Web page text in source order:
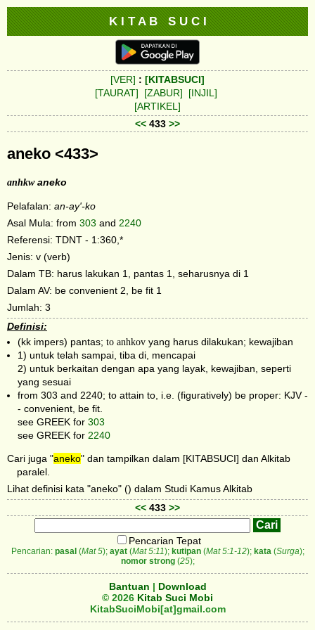
K I T A B S U C I
[VER] : [KITABSUCI]
[TAURAT]
[ZABUR]
[INJIL]
[ARTIKEL]
<< 433 >>
aneko <433>
anhkwaneko
Pelafalan: an-ay'-ko
Asal Mula: from 303 and 2240
Referensi: TDNT - 1:360,*
Jenis: v (verb)
Dalam TB: harus lakukan 1, pantas 1, seharusnya di 1
Dalam AV: be convenient 2, be fit 1
Jumlah: 3
Definisi:
(kk impers) pantas; to anhkov yang harus dilakukan; kewajiban
1) untuk telah sampai, tiba di, mencapai
2) untuk berkaitan dengan apa yang layak, kewajiban, seperti
yang sesuai
from 303 and 2240; to attain to, i.e. (figuratively) be proper: KJV -
- convenient, be fit.
see GREEK for 303
see GREEK for 2240
Cari juga "aneko" dan tampilkan dalam [KITABSUCI] dan Alkitab
paralel.
Lihat definisi kata "aneko" () dalam Studi Kamus Alkitab
<< 433 >>
Pencarian Tepat
Pencarian: pasal (Mat 5); ayat(Mat 5:11); kutipan(Mat 5:1-12); kata(Surga);
nomor strong(25);
Bantuan | Download
© 2026 Kitab Suci Mobi
KitabSuciMobi[at]gmail.com